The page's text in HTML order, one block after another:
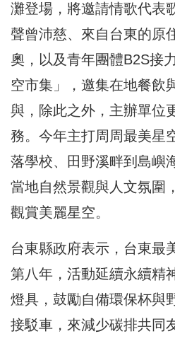
灘登場，將邀請情歌代表
聲曾沛慈、來自台東的原
奧，以及青年團體B2S接
空市集」，邀集在地餐飲
與，除此之外，主辦單位
務。今年主打周周最美星
落學校、田野溪畔到島嶼
當地自然景觀與人文氛圍
觀賞美麗星空。
台東縣政府表示，台東最
第八年，活動延續永續精
燈具，鼓勵自備環保杯與
接駁車，來減少碳排共同